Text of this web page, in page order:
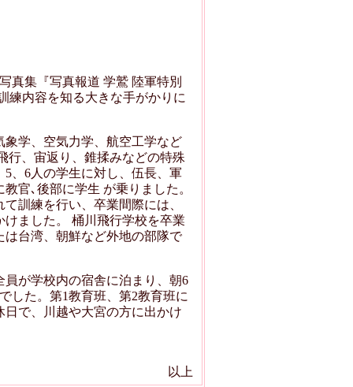
集『写真報道 学鷲 陸軍特別
練内容を知る大きな手がかりに
学、空気力学、航空工学など
行、宙返り、錐揉みなどの特殊
、6人の学生に対し、伍長、軍
官､後部に学生 が乗りました。
訓練を行い、卒業間際には、
ました。 桶川飛行学校を卒業
台湾、朝鮮など外地の部隊で
が学校内の宿舎に泊まり、朝6
した。第1教育班、第2教育班に
で、川越や大宮の方に出かけ
以上